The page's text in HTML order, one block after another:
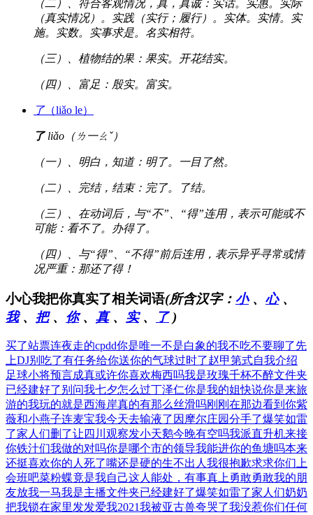
（二）、符合客观情况，真，真诚：实话。实惠。实际
（真实情况）。实践（实行；履行）。实体。实情。实
施。实数。实事求是。名实相符。
（三）、植物结的果：果实。开花结实。
（四）、富足：殷实。富实。
了（liǎo le）
了liǎo（ㄌ一ㄠˇ）
（一）、明白，知道：明了。一目了然。
（二）、完结，结束：完了。了结。
（三）、在动词后，与“不”、“得”连用，表示可能或不
可能：看不了。办得了。
（四）、与“得”、“不得”前后连用，表示异乎寻常或情
况严重：那还了得！
小心我把你真实了相关词语(所含汉字： 小、 心、
我、 把、 你、 真、 实、 了)
买了站票连夜走的cpdd你是唯一不是白象的我不吃不要聊了先
上DJ别吃了有任务给你送你的气球过时了赵甲第式自我介绍
足球小将预言成真或许你喜欢梅西吗我是玫瑰千杯不醉文件夹
已经建好了别问我七夕怎么过丁泽仁你是我的姐快说你是来旅
游的我玩的就是西海岸真的有那么丝滑吗刚刚在那边看到你紫
薇和小燕子连麦宝我今天去输液了 因摩尔庄园分手了爆笑如雷
了家人们删了让四川观察发小天鹅今晚有空吗我派直升机来接
你铁汁们我做的对吗你是哪个市的领导我能进你的鱼塘吗本来
还挺喜欢你的 人死了嘴还是硬的生不出人我很抱歉求求你们上
会班吧菜粉蝶竟是我自己这人能处，有事真上 勇敢勇敢我的朋
友放我一马我是主播文件夹已经建好了爆笑如雷了家人们奶奶
把我锁在家里发发爱我2021我被亚古兽夸哭了我没惹你们任何